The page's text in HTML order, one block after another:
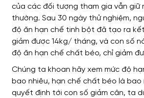
của các đối tượng tham gia vẫn giữ
thường. Sau 30 ngày thử nghiệm,
độ ăn hạn chế tinh bột đã tạo ra
giảm được 14kg/ tháng, và con số
độ ăn hạn chế chất béo, chỉ giảm
Chúng ta khoan hãy xem mức độ
bao nhiêu, hạn chế chất béo là bao
quyết định tới con số giảm cân, ta